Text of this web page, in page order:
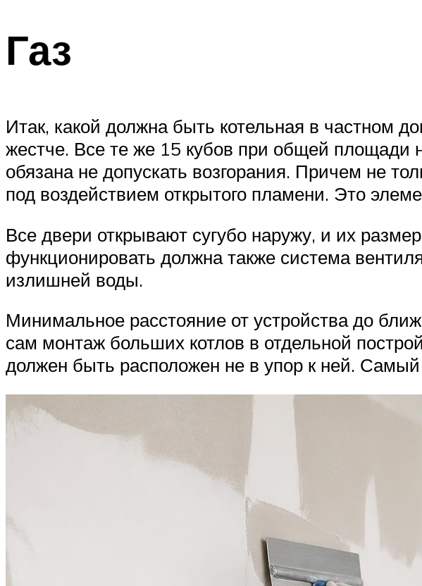
Газ
Итак, какой должна быть котельная в частном
жестче. Все те же 15 кубов при общей площади
обязана не допускать возгорания. Причем не
под воздействием открытого пламени. Это
Все двери открывают сугубо наружу, и их
функционировать должна также система
излишней воды.
Минимальное расстояние от устройства до
сам монтаж больших котлов в отдельной
должен быть расположен не в упор к ней.